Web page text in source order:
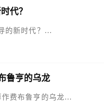
代？
的新时代？...
鲁亨的乌龙
费布鲁亨的乌龙...